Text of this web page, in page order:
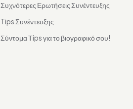
Συχνότερες Ερωτήσεις Συνέντευξης
Tips Συνέντευξης
Σύντομα Τips για το βιογραφικό σου!